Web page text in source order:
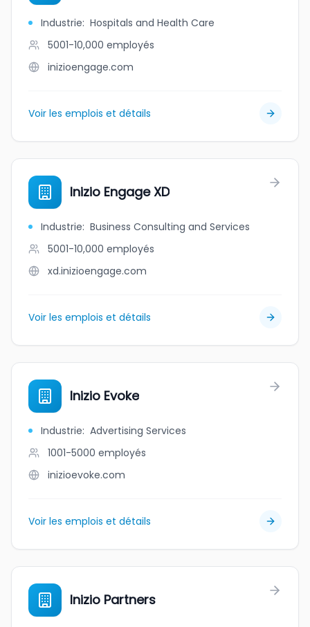
Industrie: Hospitals and Health Care
5001-10,000 employés
inizioengage.com
Voir les emplois et détails
Inizio Engage XD
Industrie: Business Consulting and Services
5001-10,000 employés
xd.inizioengage.com
Voir les emplois et détails
Inizio Evoke
Industrie: Advertising Services
1001-5000 employés
inizioevoke.com
Voir les emplois et détails
Inizio Partners